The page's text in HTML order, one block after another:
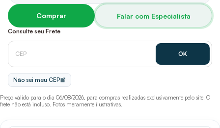
Comprar Falar com Especialista
Consulte seu Frete
Não sei meu CEP
Preço válido para o dia 06/08/2026, para compras realizadas exclusivamente pelo site. O
frete não está incluso. Fotos meramente ilustrativas.